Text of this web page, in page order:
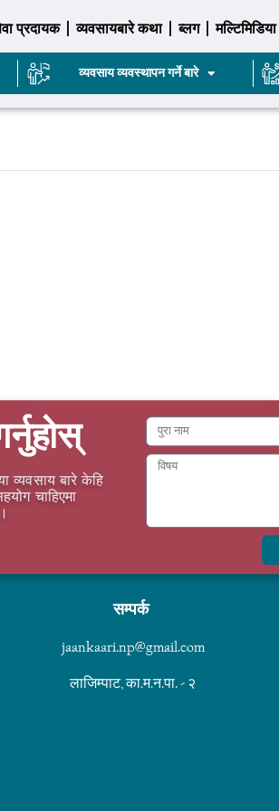
प्रदायक व्यवसायबारे कथा ब्लग मल्टिमिडिया
व्यवसाय व्यवस्थापन गर्ने बारे
व्यवसाय बारे केहि
चाहिएमा
सम्पर्क
jaankaari.np@gmail.com
लाजिम्पाट, का.म.न.पा. - २